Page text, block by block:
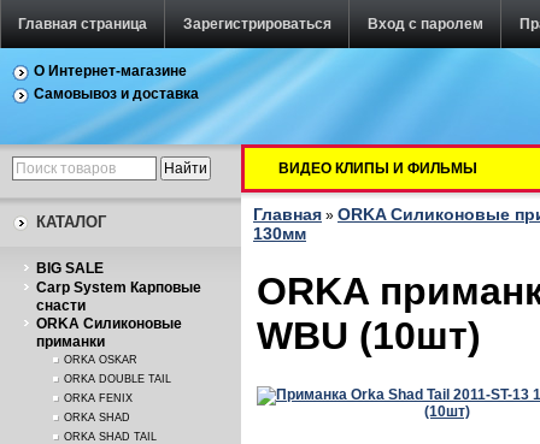
Главная страница Зарегистрироваться Вход с паролем
О Интернет-магазине
Самовывоз и доставка
КАТАЛОГ
BIG SALE
Carp System Карповые
снасти
ORKA Силиконовые
приманки
ORKA OSKAR
ORKA DOUBLE TAIL
ORKA FENIX
ORKA SHAD
ORKA SHAD TAIL
ВИДЕО КЛИПЫ И ФИЛЬМЫ
Главная » ORKA Силиконовые
130мм
ORKA
WBU (10шт)